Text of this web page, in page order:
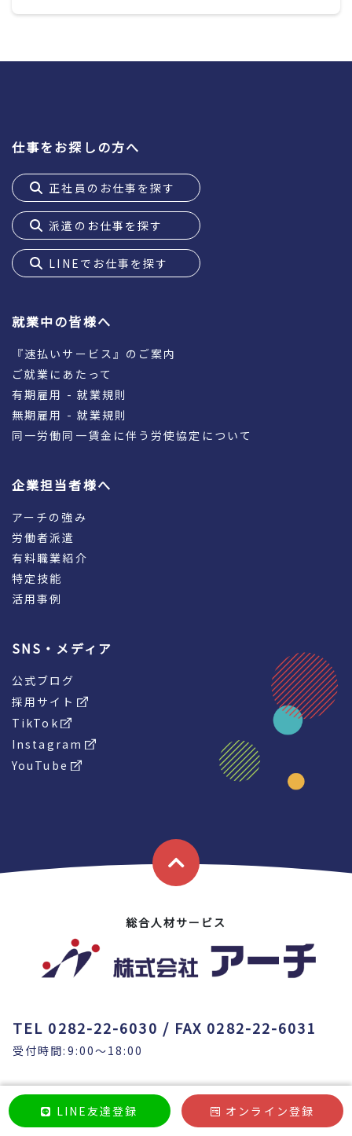
仕事をお探しの方へ
正社員のお仕事を探す
派遣のお仕事を探す
LINEでお仕事を探す
就業中の皆様へ
『速払いサービス』のご案内
ご就業にあたって
有期雇用 - 就業規則
無期雇用 - 就業規則
同一労働同一賃金に伴う労使協定について
企業担当者様へ
アーチの強み
労働者派遣
有料職業紹介
特定技能
活用事例
SNS・メディア
公式ブログ
採用サイト
TikTok
Instagram
YouTube
総合人材サービス
TEL 0282-22-6030 / FAX 0282-22-6031
受付時間:9:00～18:00
＜本社＞
〒328-0053
LINE友達登録 オンライン登録